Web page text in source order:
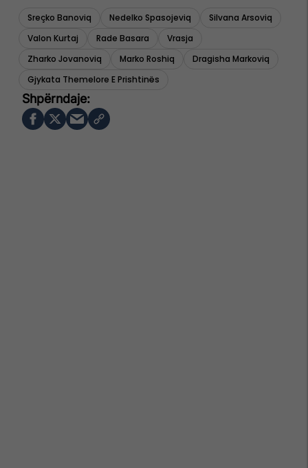
Sreçko Banoviq Nedelko Spasojeviq
Silvana Arsoviq
Valon Kurtaj
Rade Basara
Vrasja
Zharko Jovanoviq
Marko Roshiq
Dragisha Markoviq
Gjykata Themelore E Prishtinës